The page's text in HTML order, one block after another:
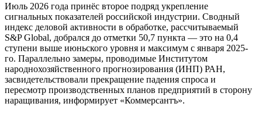
Июль 2026 года принёс второе подряд укрепление
сигнальных показателей российской индустрии. Сводный
индекс деловой активности в обработке, рассчитываемый
S&P Global, добрался до отметки 50,7 пункта — это на 0,4
ступени выше июньского уровня и максимум с января 2025-
го. Параллельно замеры, проводимые Институтом
народнохозяйственного прогнозирования (ИНП) РАН,
засвидетельствовали прекращение падения спроса и
пересмотр производственных планов предприятий в сторону
наращивания, информирует «Коммерсантъ».